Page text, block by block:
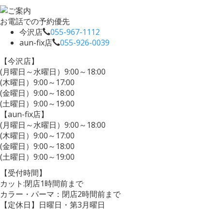
お電話での予約優先
今沢店
055-967-1112
aun-fix店
055-926-0039
【今沢店】
(月曜日～水曜日）9:00～18:00
(木曜日）9:00～17:00
(金曜日）9:00～18:00
(土曜日）9:00～19:00
【aun-fix店】
(月曜日～水曜日）9:00～18:00
(木曜日）9:00～17:00
(金曜日）9:00～18:00
(土曜日）9:00～19:00
【受付時間】
カット:閉店1時間前まで
カラー・パーマ：閉店2時間前まで
【定休日】日曜日・第3月曜日